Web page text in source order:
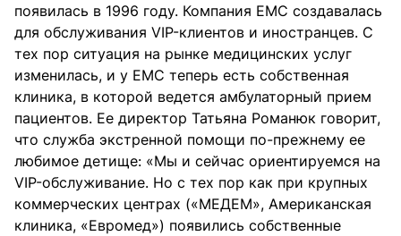
появилась в 1996 году. Компания ЕМС создавалась
для обслуживания VIP-клиентов и иностранцев. С
тех пор ситуация на рынке медицинских услуг
изменилась, и у ЕМС теперь есть собственная
клиника, в которой ведется амбулаторный прием
пациентов. Ее директор Татьяна Романюк говорит,
что служба экстренной помощи по-прежнему ее
любимое детище: «Мы и сейчас ориентируемся на
VIP-обслуживание. Но с тех пор как при крупных
коммерческих центрах («МЕДЕМ», Американская
клиника, «Евромед») появились собственные